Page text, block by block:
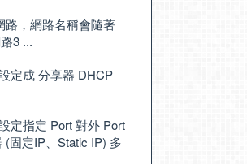
路，網路名稱會隨著
3 ...
定成 分享器 DHCP
定指定 Port 對外 Port
(固定IP、Static IP) 多